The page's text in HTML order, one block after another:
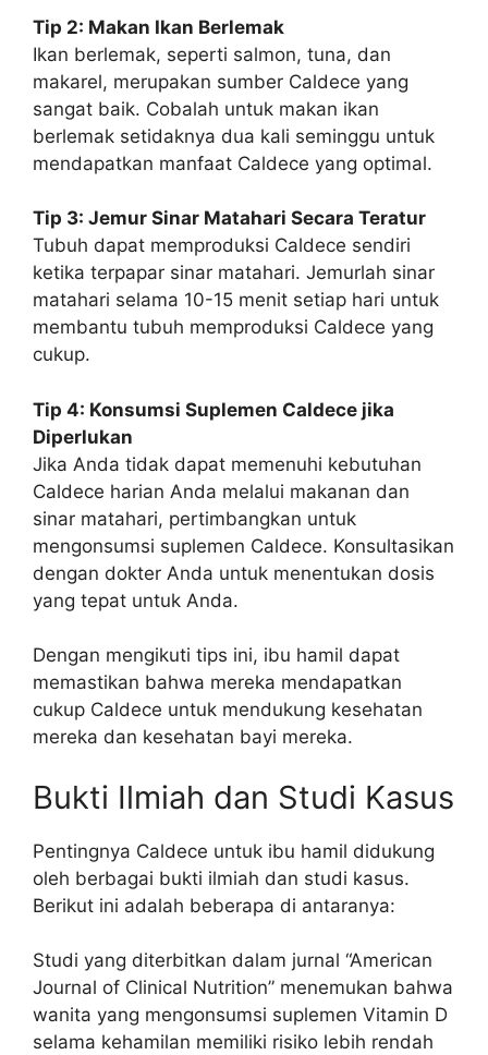
Tip 2: Makan Ikan Berlemak
Ikan berlemak, seperti salmon, tuna, dan
makarel, merupakan sumber Caldece yang
sangat baik. Cobalah untuk makan ikan
berlemak setidaknya dua kali seminggu untuk
mendapatkan manfaat Caldece yang optimal.
Tip 3: Jemur Sinar Matahari Secara Teratur
Tubuh dapat memproduksi Caldece sendiri
ketika terpapar sinar matahari. Jemurlah sinar
matahari selama 10-15 menit setiap hari untuk
membantu tubuh memproduksi Caldece yang
cukup.
Tip 4: Konsumsi Suplemen Caldece jika
Diperlukan
Jika Anda tidak dapat memenuhi kebutuhan
Caldece harian Anda melalui makanan dan
sinar matahari, pertimbangkan untuk
mengonsumsi suplemen Caldece. Konsultasikan
dengan dokter Anda untuk menentukan dosis
yang tepat untuk Anda.
Dengan mengikuti tips ini, ibu hamil dapat
memastikan bahwa mereka mendapatkan
cukup Caldece untuk mendukung kesehatan
mereka dan kesehatan bayi mereka.
Bukti Ilmiah dan Studi Kasus
Pentingnya Caldece untuk ibu hamil didukung
oleh berbagai bukti ilmiah dan studi kasus.
Berikut ini adalah beberapa di antaranya:
Studi yang diterbitkan dalam jurnal “American
Journal of Clinical Nutrition” menemukan bahwa
wanita yang mengonsumsi suplemen Vitamin D
selama kehamilan memiliki risiko lebih rendah